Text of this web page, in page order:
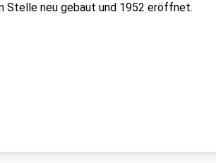
Stelle neu gebaut und 1952 eröffnet.